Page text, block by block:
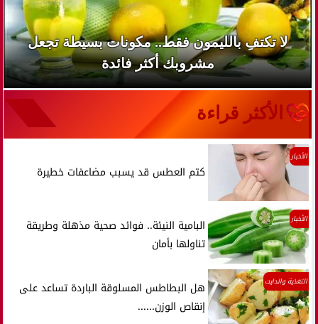
لا تكتفِ بالليمون فقط.. مكونات بسيطة تجعل
مشروبك أكثر فائدة
الأكثر قراءة
الأخبار
كتم العطس قد يسبب مضاعفات خطيرة
الأخبار
البامية النيئة.. فوائد صحية مذهلة وطريقة
تناولها بأمان
التغذية والدايت
هل البطاطس المسلوقة الباردة تساعد على
إنقاص الوزن......